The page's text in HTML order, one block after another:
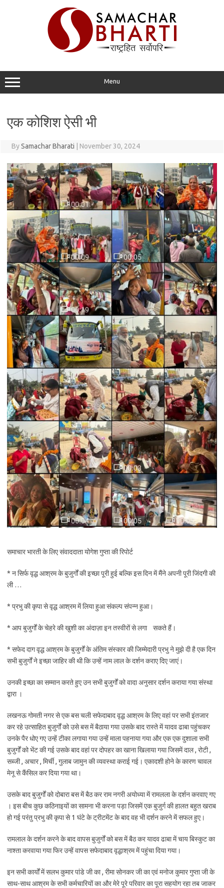
Menu
एक कोशिश ऐसी भी
BySamachar Bharati November 30, 2024
समाचार भारती के लिए संवाददाता योगेश गुप्ता की रिपोर्ट
* न सिर्फ वृद्ध आश्रम के बुजुर्गों की इच्छा पूरी हुई बल्कि इस दिन में मैंने अपनी पूरी जिंदगी की
ली …
* प्रभु की कृपा से वृद्ध आश्रम में लिया हुआ संकल्प संपन्न हुआ।
* आप बुजुर्गों के चेहरे की खुशी का अंदाज़ा इन तस्वीरों से लगा सकते हैं।
* सफेद दाग वृद्ध आश्रम के बुजुर्गों के अंतिम संस्कार की जिम्मेदारी प्रभु ने मुझे दी है एक दिन
सभी बुजुर्गों ने इच्छा जाहिर की थी कि उन्हें नाम लाल के दर्शन कराए दिए जाएं।
उनकी इच्छा का सम्मान करते हुए उन सभी बुजुर्गों को वादा अनुसार दर्शन कराया गया संस्था
द्वारा ।
लखनऊ गोमती नगर से एक बस चली सफेदाबाद वृद्ध आश्रम के लिए वहां पर सभी इंतजार
कर रहे उत्साहित बुजुर्गों को उसे बस में बैठाया गया उसके बाद रास्ते में यादव ढाबा पहुंचकर
उनके पैर धोए गए उन्हें टीका लगाया गया उन्हें माला पहनाया गया और एक एक दुशाला सभी
बुजुर्गों को भेंट की गई उसके बाद वहां पर दोपहर का खाना खिलाया गया जिसमें दाल , रोटी ,
सब्जी , अचार , मिर्ची , गुलाब जामुन की व्यवस्था कराई गई। एकादशी होने के कारण चावल
मेनू से कैंसिल कर दिया गया था।
उसके बाद बुजुर्गों को दोबारा बस में बैठ कर राम नगरी अयोध्या में रामलला के दर्शन करवाए गए
। इस बीच कुछ कठिनाइयों का सामना भी करना पड़ा जिसमें एक बुजुर्ग की हालत बहुत खराब
हो गई परंतु प्रभु की कृपा से 1 घंटे के ट्रीटमेंट के बाद वह भी दर्शन करने में सफल हुए।
रामलाल के दर्शन करने के बाद वापस बुजुर्गों को बस में बैठ कर यादव ढाबा में चाय बिस्कुट का
नाश्ता करवाया गया फिर उन्हें वापस सफेदाबाद वृद्धाश्रम में पहुंचा दिया गया।
इन सभी कार्यों में सलभ कुमार पांडे जी का , रीमा सोनकर जी का एवं मनोज कुमार गुप्ता जी के
साथ-साथ आश्रम के सभी कर्मचारियों का और मेरे पूरे परिवार का पूरा सहयोग रहा तब जाकर